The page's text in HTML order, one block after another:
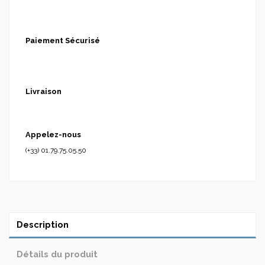
Paiement Sécurisé
Livraison
Appelez-nous
(+33) 01.79.75.05.50
Description
Détails du produit